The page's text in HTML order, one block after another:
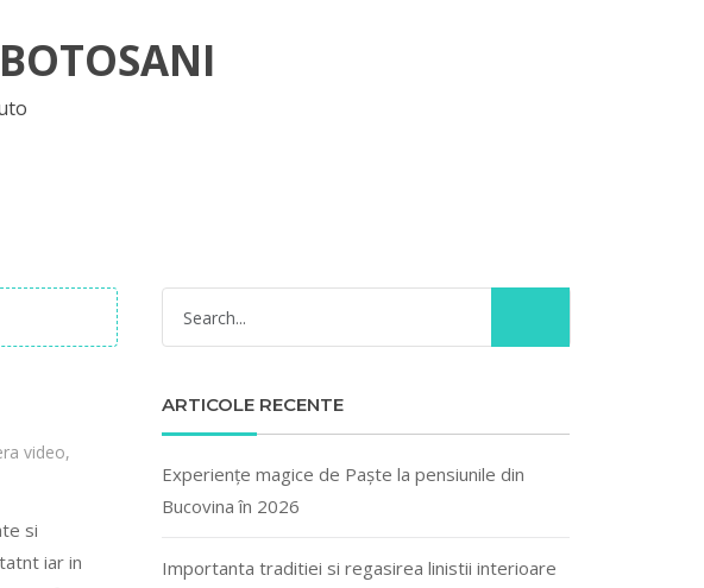
video,
si
iar in
ARTICOLE RECENTE
Experiențe magice de Paște la pensiunile din
Bucovina în 2026
Importanta traditiei si regasirea linistii interioare